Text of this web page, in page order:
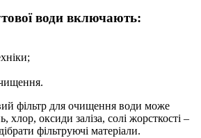
води включають:
фільтр для очищення води може
хлор, оксиди заліза, солі жорсткості –
фільтруючі матеріали.